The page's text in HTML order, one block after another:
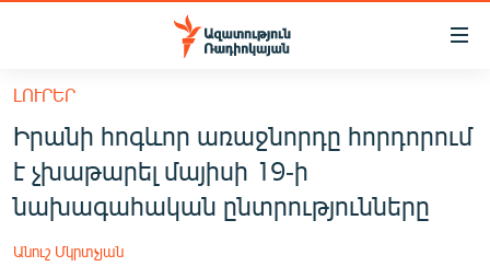
Մատչելիության
հիմնական
բովանդակությանը
Անցնել
հիմնական
մենյուին
ՀԱՅԱՍՏԱՆ
ՔԱՂԱՔԱԿԱՆ
ԼՈՒՐԵՐ
Իրանի հոգևոր առաջնորդը հորդորում
է չխաթարել մայիսի 19-ի
նախագահական ընտրությունները
Անուշ Մկրտչյան